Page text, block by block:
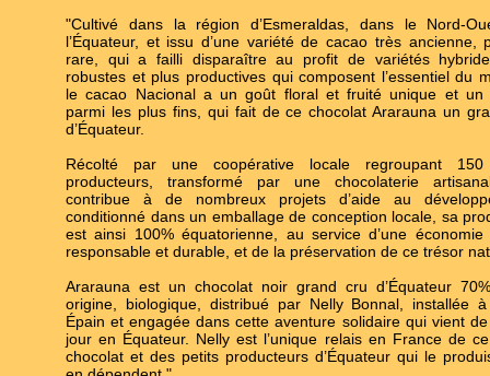
"Cultivé dans la région d’Esmeraldas, dans le Nord-
l’Équateur, et issu d’une variété de cacao très ancienne,
rare, qui a failli disparaître au profit de variétés
robustes et plus productives qui composent l’essentiel du
le cacao Nacional a un goût floral et fruité unique et un
parmi les plus fins, qui fait de ce chocolat Ararauna un
d’Équateur.
Récolté par une coopérative locale regroupant 150
producteurs, transformé par une chocolaterie
contribue à de nombreux projets d’aide au
conditionné dans un emballage de conception locale, sa
est ainsi 100% équatorienne, au service d’une économie
responsable et durable, et de la préservation de ce trésor
Ararauna est un chocolat noir grand cru d’Équateur
origine, biologique, distribué par Nelly Bonnal, installée
Épain et engagée dans cette aventure solidaire qui vient
jour en Équateur. Nelly est l’unique relais en France de
chocolat et des petits producteurs d’Équateur qui le